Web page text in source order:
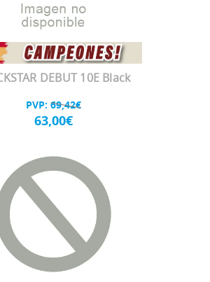
DEBUT 10E Black
PVP: 69,42€
63,00€